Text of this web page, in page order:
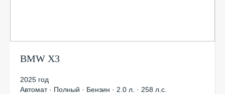
BMW X3
2025 год
Автомат · Полный · Бензин · 2.0 л. · 258 л.с.